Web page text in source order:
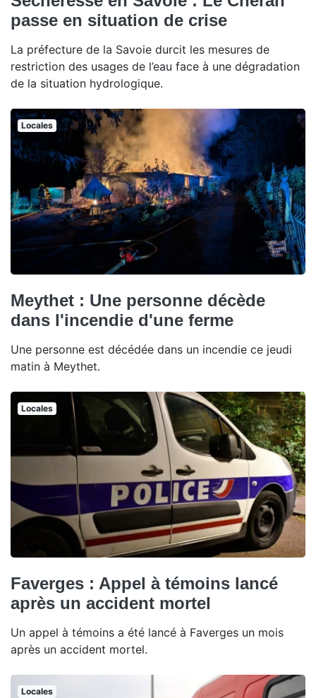
passe en situation de crise
La préfecture de la Savoie durcit les mesures de
restriction des usages de l’eau face à une dégradation
de la situation hydrologique.
Locales
Meythet : Une personne décède
dans l'incendie d'une ferme
Une personne est décédée dans un incendie ce jeudi
matin à Meythet.
Locales
Faverges : Appel à témoins lancé
après un accident mortel
Un appel à témoins a été lancé à Faverges un mois
après un accident mortel.
Locales